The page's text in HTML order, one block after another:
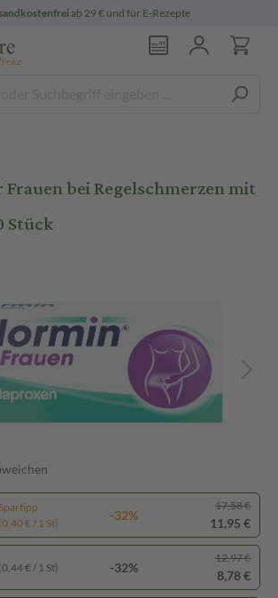
ab 29 € und für E-Rezepte
bei Regelschmerzen mit
Stück
Spartipp
(0,40 € / 1 St)
-32%
17,58 €
11,95 €
(0,44 € / 1 St) -32%
12,97 €
8,78 €